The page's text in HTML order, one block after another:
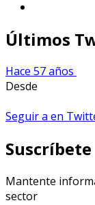
Últimos
Hace 57 años
Desde
Seguir a en
Suscríbete
Mantente
sector